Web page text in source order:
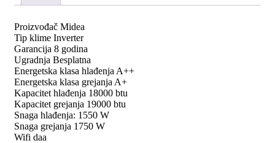
Proizvođač Midea
Tip klime Inverter
Garancija 8 godina
Ugradnja Besplatna
Energetska klasa hlađenja A++
Energetska klasa grejanja A+
Kapacitet hlađenja 18000 btu
Kapacitet grejanja 19000 btu
Snaga hlađenja: 1550 W
Snaga grejanja 1750 W
Wifi daa